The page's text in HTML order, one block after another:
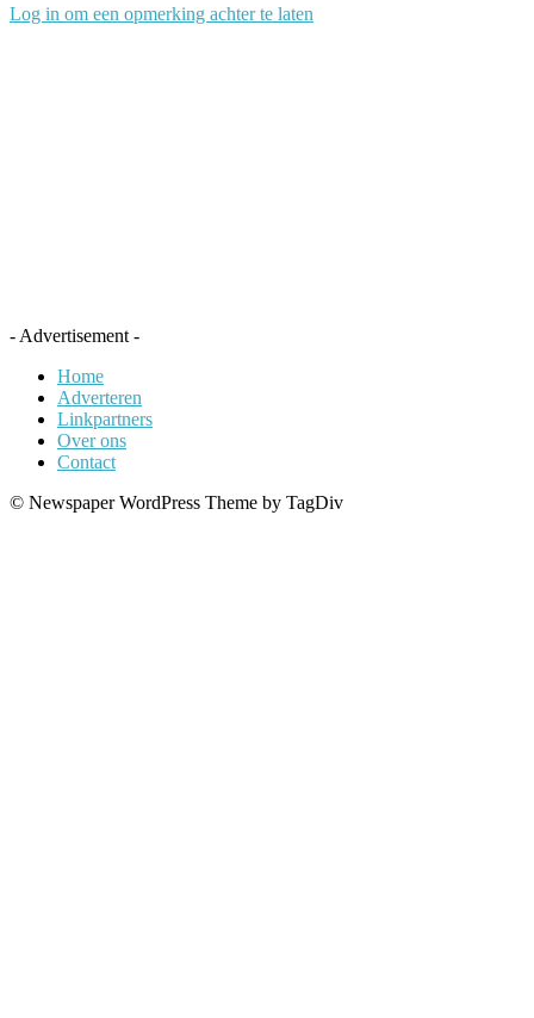
Log in om een opmerking achter te laten
- Advertisement -
Home
Adverteren
Linkpartners
Over ons
Contact
© Newspaper WordPress Theme by TagDiv